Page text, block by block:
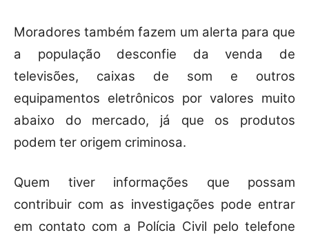
Moradores também fazem um alerta para que
a população desconfie da venda de
televisões, caixas de som e outros
equipamentos eletrônicos por valores muito
abaixo do mercado, já que os produtos
podem ter origem criminosa.
Quem tiver informações que possam
contribuir com as investigações pode entrar
em contato com a Polícia Civil pelo telefone